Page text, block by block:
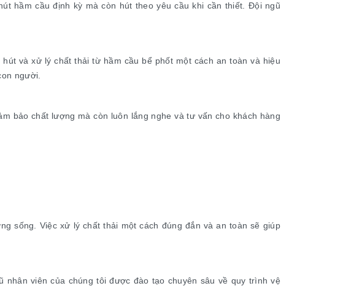
hầm cầu định kỳ mà còn hút theo yêu cầu khi cần thiết. Đội ngũ
và xử lý chất thải từ hầm cầu bể phốt một cách an toàn và hiệu
người.
bảo chất lượng mà còn luôn lắng nghe và tư vấn cho khách hàng
sống. Việc xử lý chất thải một cách đúng đắn và an toàn sẽ giúp
viên của chúng tôi được đào tạo chuyên sâu về quy trình vệ